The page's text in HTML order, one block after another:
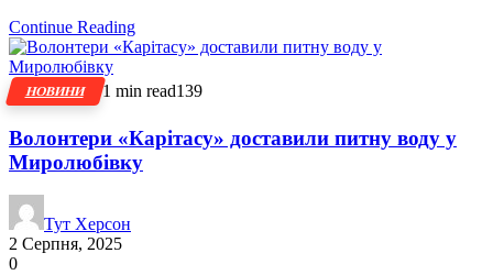
Continue Reading
НОВИНИ 1 min read139
Волонтери «Карітасу» доставили питну воду у
Миролюбівку
Тут Херсон
2 Серпня, 2025
0